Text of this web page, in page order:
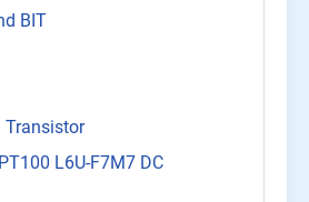
BIT
Transistor
L6U-F7M7 DC